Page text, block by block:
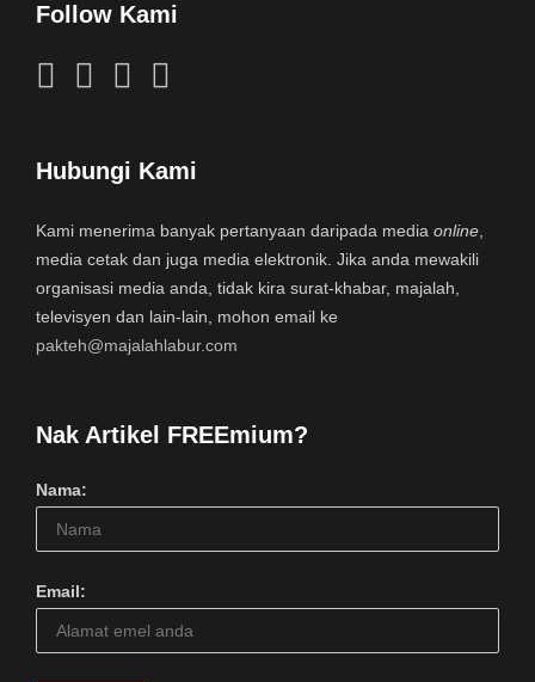
Follow Kami
Hubungi Kami
Kami menerima banyak pertanyaan daripada media online
media cetak dan juga media elektronik. Jika anda mewakili
organisasi media anda, tidak kira surat-khabar, majalah,
televisyen dan lain-lain, mohon email ke
pakteh@majalahlabur.com
Nak Artikel FREEmium?
Nama:
Email: